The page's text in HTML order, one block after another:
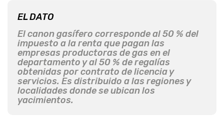
EL DATO
El canon gasífero corresponde al 50 % del
impuesto a la renta que pagan las
empresas productoras de gas en el
departamento y al 50 % de regalías
obtenidas por contrato de licencia y
servicios. Es distribuido a las regiones y
localidades donde se ubican los
yacimientos.